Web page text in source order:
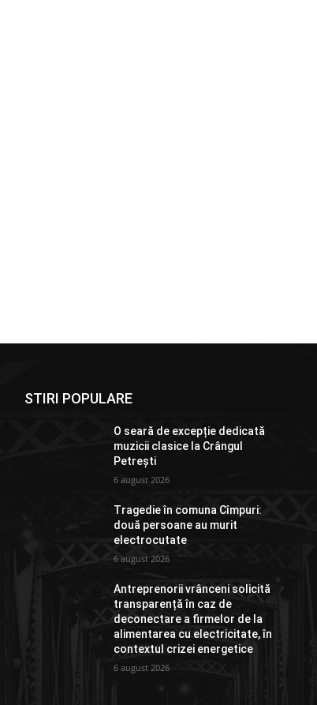
STIRI POPULARE
O seară de excepție dedicată
muzicii clasice la Crângul
Petrești
6 august 2026
Tragedie în comuna Cîmpuri:
două persoane au murit
electrocutate
6 august 2026
Antreprenorii vrânceni solicită
transparență în caz de
deconectare a firmelor de la
alimentarea cu electricitate, în
contextul crizei energetice
6 august 2026